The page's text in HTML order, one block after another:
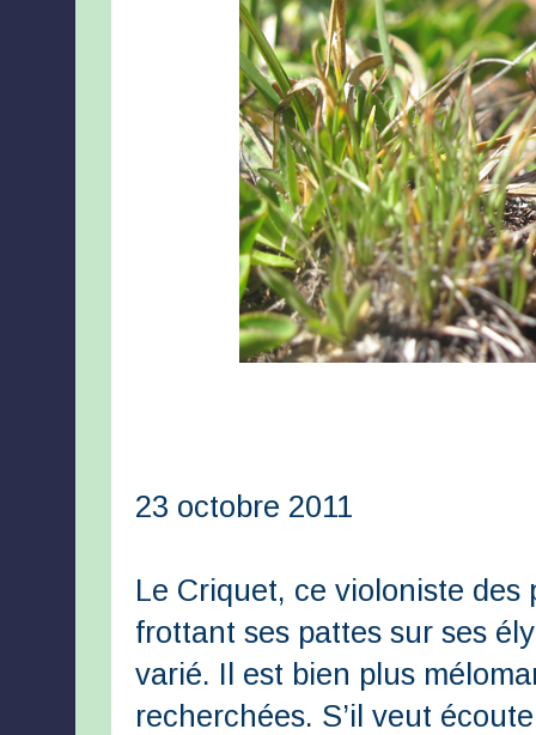
23 octobre 2011
Le Criquet, ce violoniste
frottant ses pattes sur ses
varié. Il est bien plus
recherchées. S’il veut